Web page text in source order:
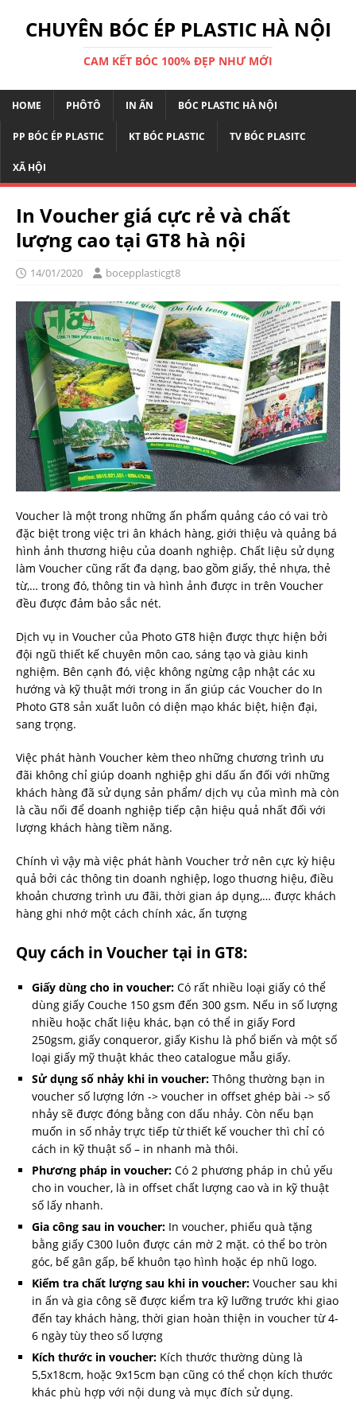
CHUYÊN BÓC ÉP PLASTIC HÀ NỘI
CAM KẾT BÓC 100% ĐẸP NHƯ MỚI
HOME PHÔTÔ IN ẤN BÓC PLASTIC HÀ NỘI
PP BÓC ÉP PLASTIC KT BÓC PLASTIC TV BÓC PLASITC
XÃ HỘI
In Voucher giá cực rẻ và chất
lượng cao tại GT8 hà nội
14/01/2020 bocepplasticgt8
Voucher là một trong những ấn phẩm quảng cáo có vai trò
đặc biệt trong việc tri ân khách hàng, giới thiệu và quảng bá
hình ảnh thương hiệu của doanh nghiệp. Chất liệu sử dụng
làm Voucher cũng rất đa dạng, bao gồm giấy, thẻ nhựa, thẻ
từ,… trong đó, thông tin và hình ảnh được in trên Voucher
đều được đảm bảo sắc nét.
Dịch vụ in Voucher của Photo GT8 hiện được thực hiện bởi
đội ngũ thiết kế chuyên môn cao, sáng tạo và giàu kinh
nghiệm. Bên cạnh đó, việc không ngừng cập nhật các xu
hướng và kỹ thuật mới trong in ấn giúp các Voucher do In
Photo GT8 sản xuất luôn có diện mạo khác biệt, hiện đại,
sang trọng.
Việc phát hành Voucher kèm theo những chương trình ưu
đãi không chỉ giúp doanh nghiệp ghi dấu ấn đối với những
khách hàng đã sử dụng sản phẩm/ dịch vụ của mình mà còn
là cầu nối để doanh nghiệp tiếp cận hiệu quả nhất đối với
lượng khách hàng tiềm năng.
Chính vì vậy mà việc phát hành Voucher trở nên cực kỳ hiệu
quả bởi các thông tin doanh nghiệp, logo thuơng hiệu, điều
khoản chương trình ưu đãi, thời gian áp dụng,… được khách
hàng ghi nhớ một cách chính xác, ấn tượng
Quy cách in Voucher tại in GT8:
Giấy dùng cho in voucher: Có rất nhiều loại giấy có thể
dùng giấy Couche 150 gsm đến 300 gsm. Nếu in số lượng
nhiều hoặc chất liệu khác, bạn có thể in giấy Ford
250gsm, giấy conqueror, giấy Kishu là phổ biến và một số
loại giấy mỹ thuật khác theo catalogue mẫu giấy.
Sử dụng số nhảy khi in voucher: Thông thường bạn in
voucher số lượng lớn -> voucher in offset ghép bài -> số
nhảy sẽ được đóng bằng con dấu nhảy. Còn nếu bạn
muốn in số nhảy trực tiếp từ thiết kế voucher thì chỉ có
cách in kỹ thuật số – in nhanh mà thôi.
Phương pháp in voucher: Có 2 phương pháp in chủ yếu
cho in voucher, là in offset chất lượng cao và in kỹ thuật
số lấy nhanh.
Gia công sau in voucher: In voucher, phiếu quà tặng
bằng giấy C300 luôn được cán mờ 2 mặt. có thể bo tròn
góc, bế gân gấp, bế khuôn tạo hình hoặc ép nhũ logo.
Kiểm tra chất lượng sau khi in voucher: Voucher sau khi
in ấn và gia công sẽ được kiểm tra kỹ lưỡng trước khi giao
đến tay khách hàng, thời gian hoàn thiện in voucher từ 4-
6 ngày tùy theo số lượng
Kích thước in voucher: Kích thước thường dùng là
5,5x18cm, hoặc 9x15cm bạn cũng có thể chọn kích thước
khác phù hợp với nội dung và mục đích sử dụng.